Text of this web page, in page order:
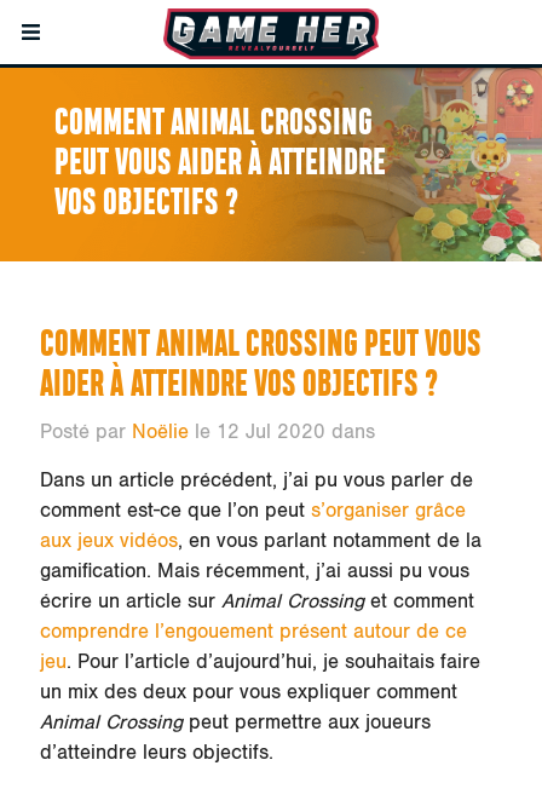
COMMENT ANIMAL CROSSING
PEUT VOUS AIDER À ATTEINDRE
VOS OBJECTIFS ?
COMMENT ANIMAL CROSSING PEUT VOUS
AIDER À ATTEINDRE VOS OBJECTIFS ?
Posté par Noëliele 12 Jul 2020 dans
Dans un article précédent, j’ai pu vous parler de
comment est-ce que l’on peut s’organiser grâce
aux jeux vidéos, en vous parlant notamment de la
gamification. Mais récemment, j’ai aussi pu vous
écrire un article sur Animal Crossinget comment
comprendre l’engouement présent autour de ce
jeu. Pour l’article d’aujourd’hui, je souhaitais faire
un mix des deux pour vous expliquer comment
Animal Crossingpeut permettre aux joueurs
d’atteindre leurs objectifs.